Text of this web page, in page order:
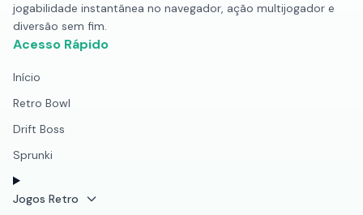
jogabilidade instantânea no navegador, ação multijogador e
diversão sem fim.
Acesso Rápido
Início
Retro Bowl
Drift Boss
Sprunki
Jogos Retro